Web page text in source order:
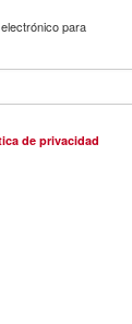
para
de privacidad